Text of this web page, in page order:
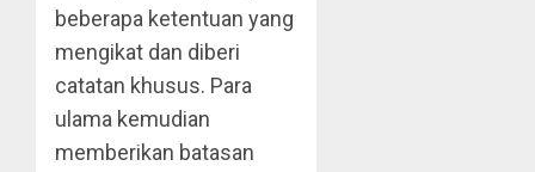
beberapa ketentuan yang
mengikat dan diberi
catatan khusus. Para
ulama kemudian
memberikan batasan